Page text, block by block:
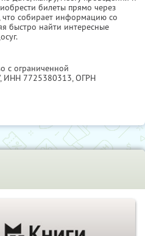
билеты прямо через
что собирает информацию со
быстро найти интересные
с ограниченной
ИНН 7725380313, ОГРН